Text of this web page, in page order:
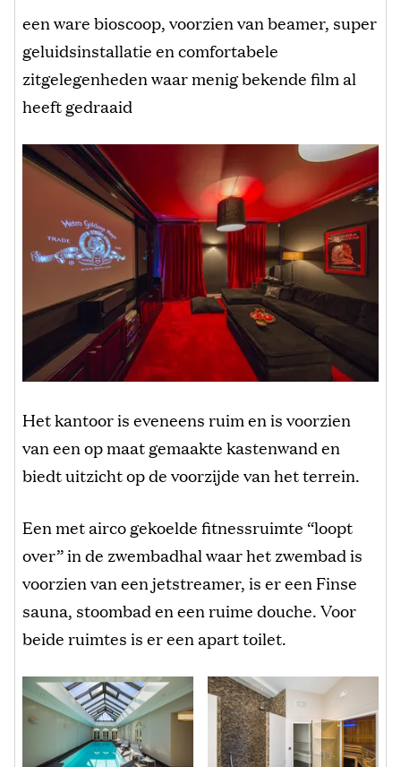
een ware bioscoop, voorzien van beamer, super
geluidsinstallatie en comfortabele
zitgelegenheden waar menig bekende film al
heeft gedraaid
Het kantoor is eveneens ruim en is voorzien
van een op maat gemaakte kastenwand en
biedt uitzicht op de voorzijde van het terrein.
Een met airco gekoelde fitnessruimte “loopt
over” in de zwembadhal waar het zwembad is
voorzien van een jetstreamer, is er een Finse
sauna, stoombad en een ruime douche. Voor
beide ruimtes is er een apart toilet.